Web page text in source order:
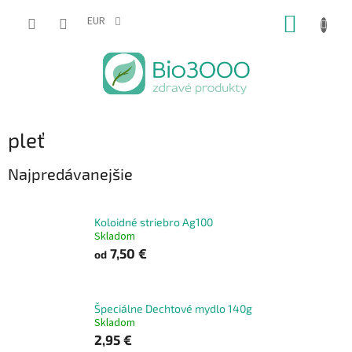
EUR
pleť
Najpredávanejšie
Koloidné striebro Ag100
Skladom
od 7,50 €
Špeciálne Dechtové mydlo 140g
Skladom
2,95 €